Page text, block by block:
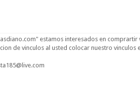
estamos interesados en comprartir
de vinculos al usted colocar nuestro vinculos